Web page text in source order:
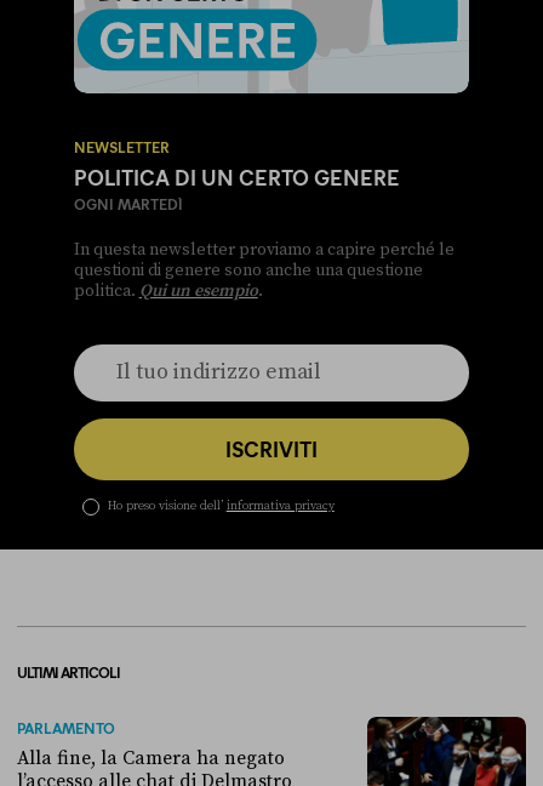
NEWSLETTER
POLITICA DI UN CERTO GENERE
OGNI MARTEDÌ
In questa newsletter proviamo a capire perché le
questioni di genere sono anche una questione
politica. Qui un esempio.
ISCRIVITI
Ho preso visione dell’ informativa privacy
ULTIMI ARTICOLI
PARLAMENTO
Alla fine, la Camera ha negato